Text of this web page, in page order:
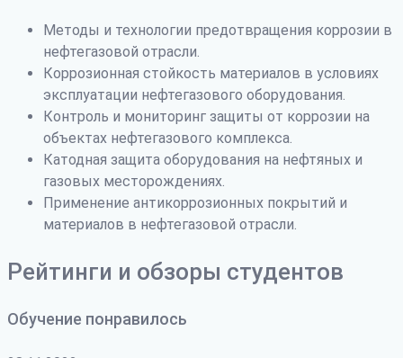
Методы и технологии предотвращения коррозии в
нефтегазовой отрасли.
Коррозионная стойкость материалов в условиях
эксплуатации нефтегазового оборудования.
Контроль и мониторинг защиты от коррозии на
объектах нефтегазового комплекса.
Катодная защита оборудования на нефтяных и
газовых месторождениях.
Применение антикоррозионных покрытий и
материалов в нефтегазовой отрасли.
Рейтинги и обзоры студентов
Обучение понравилось